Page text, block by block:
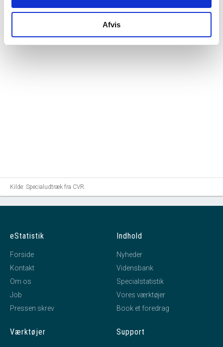
Afvis
Kilde: Specialudtræk fra CVR.
eStatistik
Forside
Kontakt
Om os
Job
Pressen skrev
Indhold
Nyheder
Vidensbank
Specialstatistik
Vores værktøjer
Book et foredrag
Værktøjer Support